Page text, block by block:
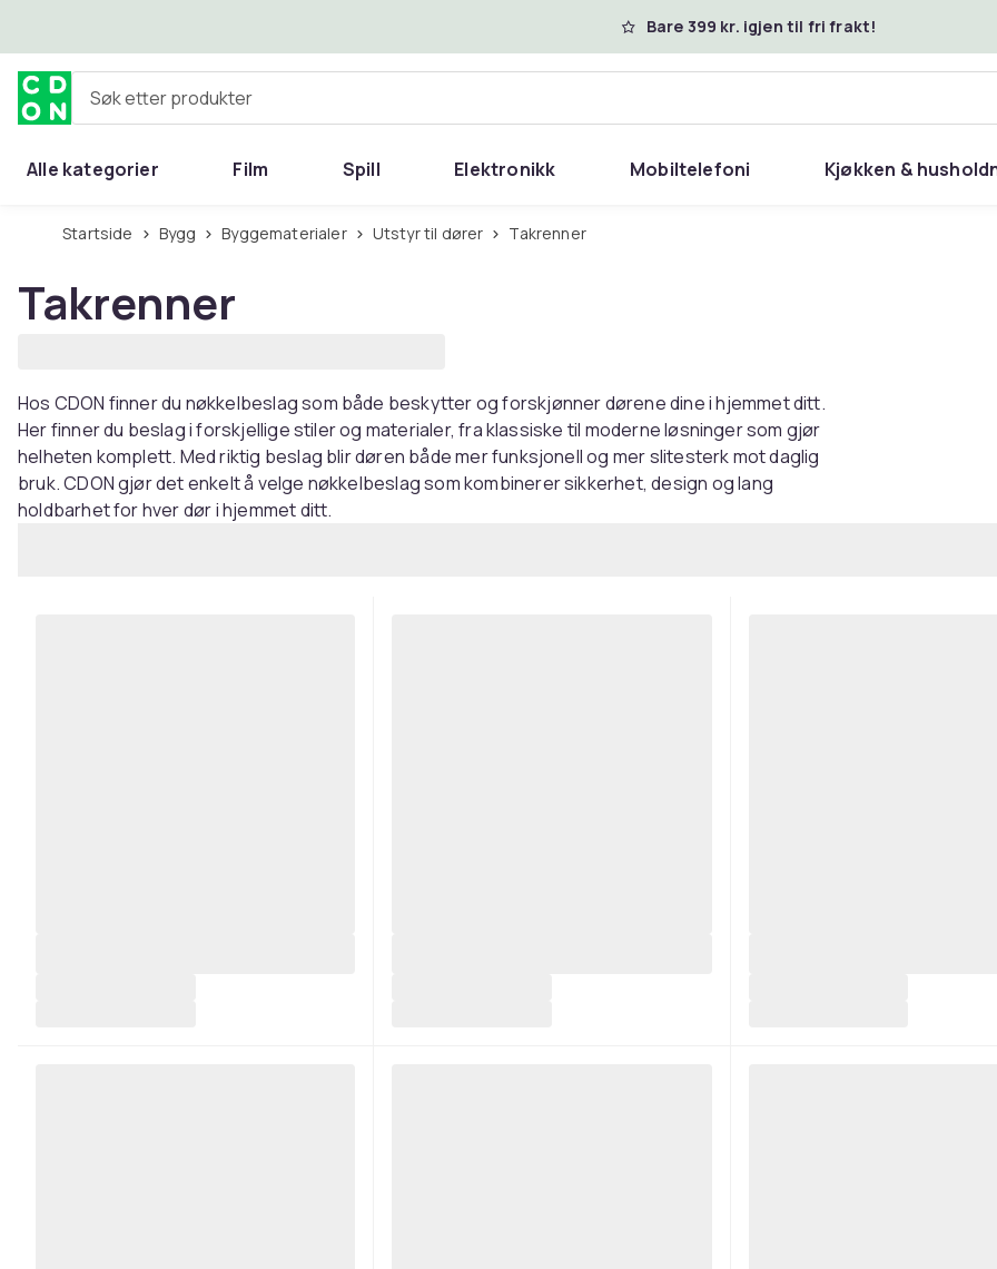
Bare 399 kr. igjen til fri frakt!
Søk etter produkter
Alle kategorier Film Spill Elektronikk Mobiltelefoni Kjøkken &
Startside Bygg Byggematerialer Utstyr til dører Takrenner
Takrenner
Hos CDON finner du nøkkelbeslag som både beskytter og forskjønner dørene dine i hjemmet ditt.
Her finner du beslag i forskjellige stiler og materialer, fra klassiske til moderne løsninger som gjør
helheten komplett. Med riktig beslag blir døren både mer funksjonell og mer slitesterk mot daglig
bruk. CDON gjør det enkelt å velge nøkkelbeslag som kombinerer sikkerhet, design og lang
holdbarhet for hver dør i hjemmet ditt.